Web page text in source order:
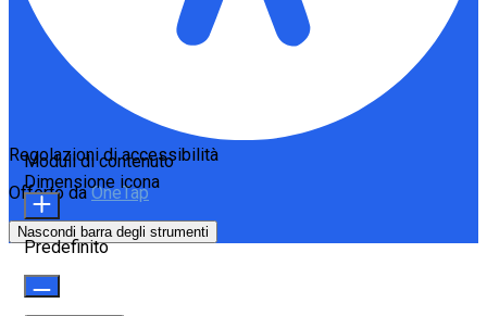
Regolazioni di accessibilità
Offerto daOneTap
Nascondi barra degli strumenti
Moduli di contenuto
Dimensione icona
Predefinito